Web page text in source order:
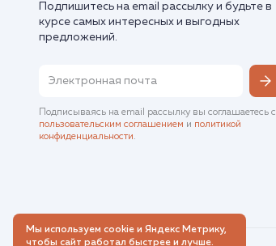
Подпишитесь на email рассылку и будьте в
курсе самых интересных и выгодных
предложений.
Подписываясь на email рассылку вы соглашаетесь с
пользовательским соглашением и политикой
конфиденциальности.
Мы используем cookie и Яндекс Метрику,
чтобы сайт работал быстрее и лучше.